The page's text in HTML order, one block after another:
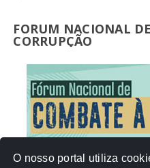
FORUM NACIONAL
CORRUPÇÃO
O nosso portal utiliza